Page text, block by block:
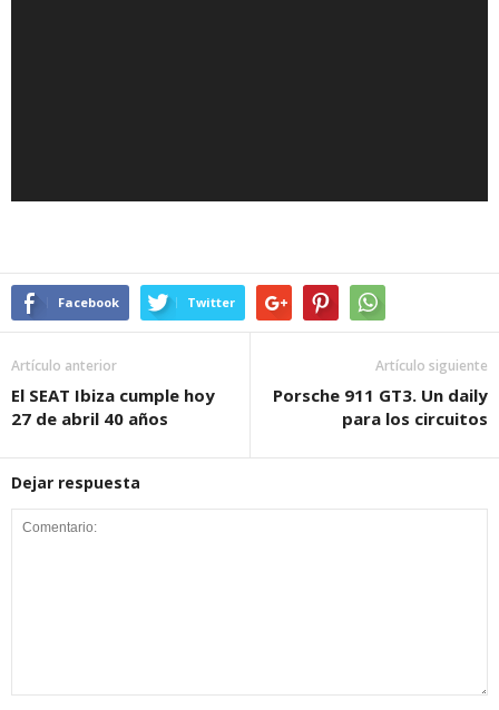
Facebook Twitter
Artículo anterior
El SEAT Ibiza cumple hoy
27 de abril 40 años
Artículo siguiente
Porsche 911 GT3. Un daily
para los circuitos
Dejar respuesta